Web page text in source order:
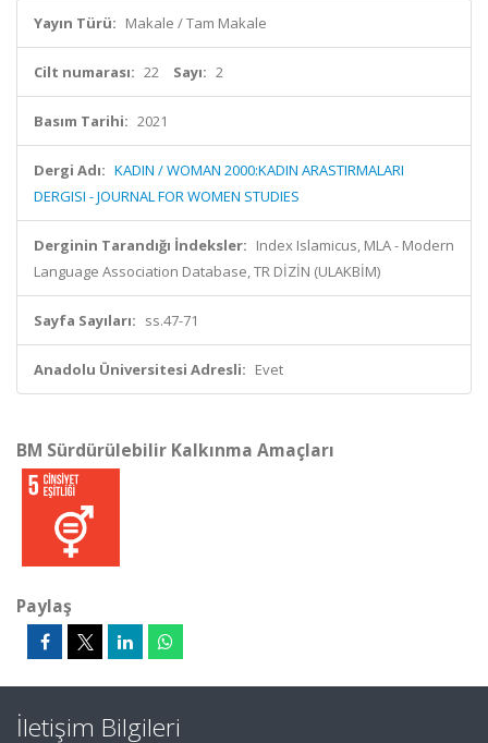
Yayın Türü: Makale / Tam Makale
Cilt numarası: 22 Sayı: 2
Basım Tarihi: 2021
Dergi Adı: KADIN / WOMAN 2000:KADIN ARASTIRMALARI
DERGISI - JOURNAL FOR WOMEN STUDIES
Derginin Tarandığı İndeksler: Index Islamicus, MLA - Modern
Language Association Database, TR DİZİN (ULAKBİM)
Sayfa Sayıları: ss.47-71
Anadolu Üniversitesi Adresli: Evet
BM Sürdürülebilir Kalkınma Amaçları
Paylaş
İletişim Bilgileri